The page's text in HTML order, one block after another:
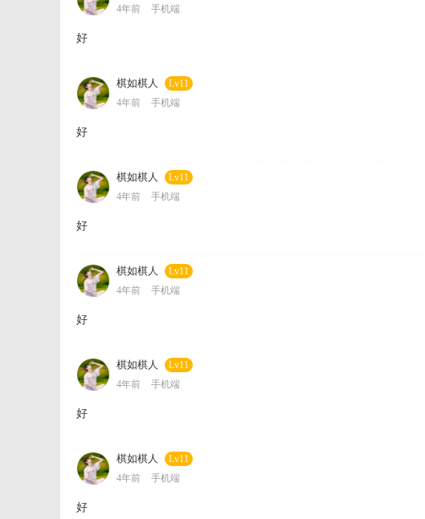
4年前
手机端
好
棋如棋人
Lv11
4年前
手机端
好
棋如棋人
Lv11
4年前
手机端
好
棋如棋人
Lv11
4年前
手机端
好
棋如棋人
Lv11
4年前
手机端
好
棋如棋人
Lv11
4年前
手机端
好